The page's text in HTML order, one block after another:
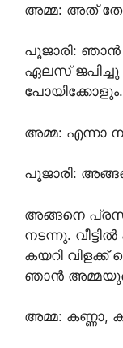
അമ്മ: അത്
പൂജാരി:
ഏലസ് ജപിച്ചു
പോയിക്കോളും.
അമ്മ: എന്നാ
പൂജാരി:
അങ്ങനെ
നടന്നു.
കയറി
ഞാൻ
അമ്മ: കണ്ണാ,